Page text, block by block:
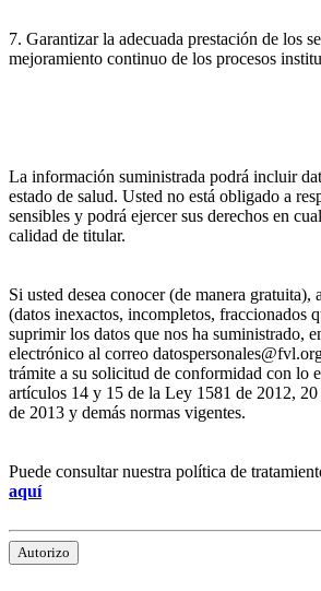
7. Garantizar la adecuada prestación de los
mejoramiento continuo de los procesos
La información suministrada podrá incluir
estado de salud. Usted no está obligado a
sensibles y podrá ejercer sus derechos en
calidad de titular.
Si usted desea conocer (de manera gratuita),
(datos inexactos, incompletos, fraccionados
suprimir los datos que nos ha suministrado,
electrónico al correo
trámite a su solicitud de conformidad con lo
artículos 14 y 15 de la Ley 1581 de 2012,
de 2013 y demás normas vigentes.
Puede consultar nuestra política de
aquí
Autorizo